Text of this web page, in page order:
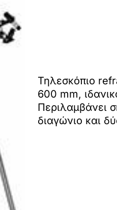
Τηλεσκόπιο
600 mm,
Περιλαμβάνει
διαγώνιο και